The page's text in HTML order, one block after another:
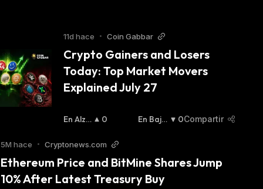
11d hace • Coin Gabbar
Crypto Gainers and Losers
Today: Top Market Movers
Explained July 27
En Alza
0
En Baja
0Compartir
5M hace • Cryptonews.com
Ethereum Price and BitMine Shares Jump
10% After Latest Treasury Buy